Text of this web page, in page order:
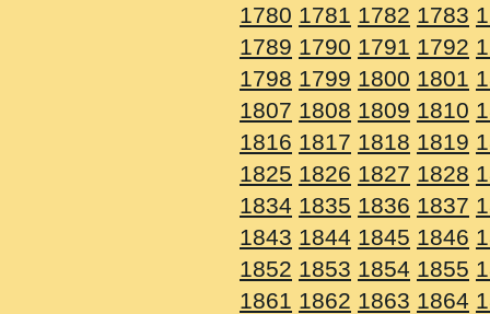
1780 1781 1782 1783
1789 1790 1791 1792
1798 1799 1800 1801
1807 1808 1809 1810
1816 1817 1818 1819
1825 1826 1827 1828
1834 1835 1836 1837
1843 1844 1845 1846
1852 1853 1854 1855
1861 1862 1863 1864